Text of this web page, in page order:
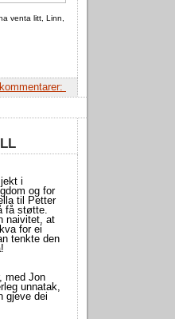
venta litt, Linn,
i
og for
til Petter
få støtte.
naivitet, at
for ei
tenkte den
med Jon
unnatak,
gjeve dei